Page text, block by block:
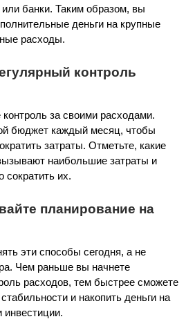
банки. Таким образом, вы
деньги на крупные
расходы.
контроль
контроль за своими расходами.
бюджет каждый месяц, чтобы
затраты. Отметьте, какие
наибольшие затраты и
сократить их.
планирование на
эти способы сегодня, а не
Чем раньше вы начнете
расходов, тем быстрее сможете
и накопить деньги на
инвестиции.